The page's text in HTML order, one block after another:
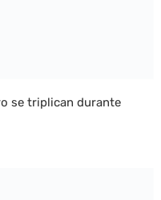
se triplican durante